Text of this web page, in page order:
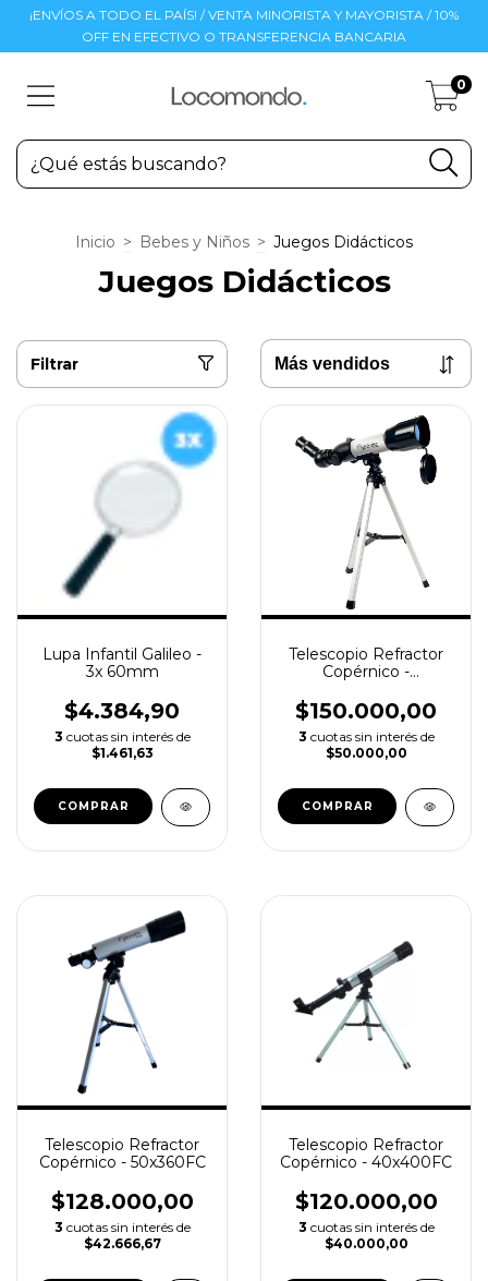
¡ENVÍOS A TODO EL PAÍS! / VENTA MINORISTA Y MAYORISTA / 10%
OFF EN EFECTIVO O TRANSFERENCIA BANCARIA
0
Inicio > Bebes y Niños > Juegos Didácticos
Juegos Didácticos
Filtrar
Lupa Infantil Galileo -
3x 60mm
$4.384,90
3 cuotas sin interés de
$1.461,63
Telescopio Refractor
Copérnico -
$150.000,00
3 cuotas sin interés de
$50.000,00
Telescopio Refractor
Copérnico - 50x360FC
$128.000,00
3 cuotas sin interés de
$42.666,67
Telescopio Refractor
Copérnico - 40x400FC
$120.000,00
3 cuotas sin interés de
$40.000,00